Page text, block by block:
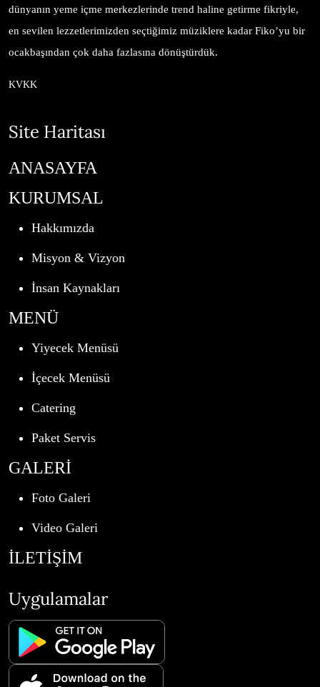
dünyanın yeme içme merkezlerinde trend haline getirme fikriyle,
en sevilen lezzetlerimizden seçtiğimiz müziklere kadar Fiko’yu bir
ocakbaşından çok daha fazlasına dönüştürdük.
KVKK
Site Haritası
ANASAYFA
KURUMSAL
Hakkımızda
Misyon & Vizyon
İnsan Kaynakları
MENÜ
Yiyecek Menüsü
İçecek Menüsü
Catering
Paket Servis
GALERİ
Foto Galeri
Video Galeri
İLETİŞİM
Uygulamalar